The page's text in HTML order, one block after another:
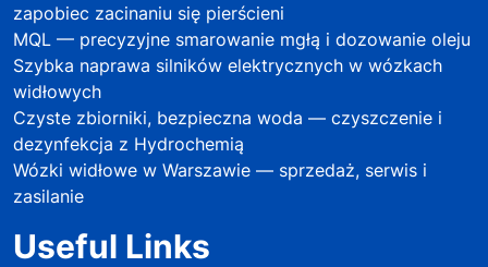
zapobiec zacinaniu się pierścieni
MQL — precyzyjne smarowanie mgłą i dozowanie oleju
Szybka naprawa silników elektrycznych w wózkach
widłowych
Czyste zbiorniki, bezpieczna woda — czyszczenie i
dezynfekcja z Hydrochemią
Wózki widłowe w Warszawie — sprzedaż, serwis i
zasilanie
Useful Links